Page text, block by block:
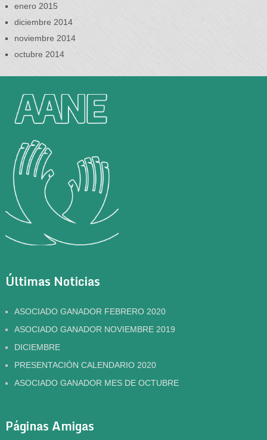
enero 2015
diciembre 2014
noviembre 2014
octubre 2014
Últimas Noticias
ASOCIADO GANADOR FEBRERO 2020
ASOCIADO GANADOR NOVIEMBRE 2019
DICIEMBRE
PRESENTACIÓN CALENDARIO 2020
ASOCIADO GANADOR MES DE OCTUBRE
Páginas Amigas